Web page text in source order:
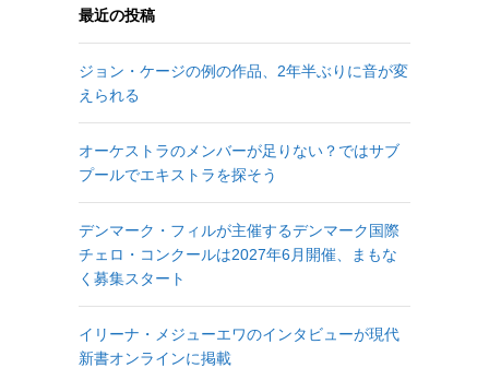
最近の投稿
ジョン・ケージの例の作品、2年半ぶりに音が変
えられる
オーケストラのメンバーが足りない？ではサブ
プールでエキストラを探そう
デンマーク・フィルが主催するデンマーク国際
チェロ・コンクールは2027年6月開催、まもな
く募集スタート
イリーナ・メジューエワのインタビューが現代
新書オンラインに掲載